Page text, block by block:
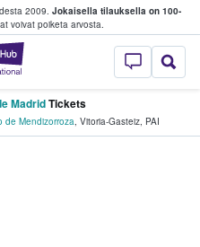
2009. Jokaisella tilauksella on 100-
voivat poiketa arvosta.
StubHub -
lippuja
MadridTickets
de Mendizorroza, Vitoria-Gasteiz, PAI